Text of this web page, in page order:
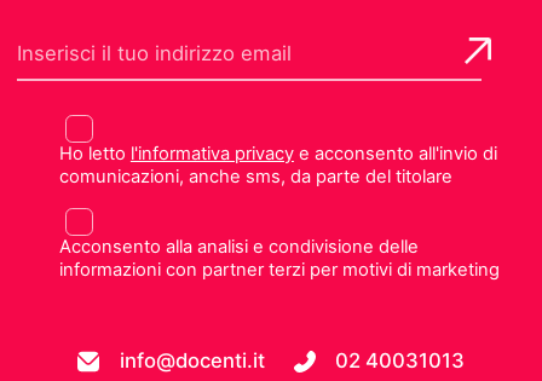
Ho letto l'informativa privacye acconsento all'invio di
comunicazioni, anche sms, da parte del titolare
Acconsento alla analisi e condivisione delle
informazioni con partner terzi per motivi di marketing
info@docenti.it 02 40031013